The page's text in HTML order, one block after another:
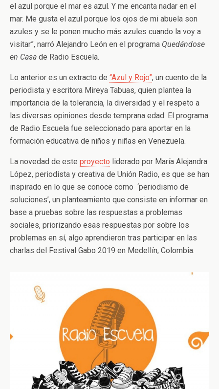
el azul porque el mar es azul. Y me encanta nadar en el
mar. Me gusta el azul porque los ojos de mi abuela son
azules y se le ponen mucho más azules cuando la voy a
visitar”, narró Alejandro León en el programa Quedándose
en Casa de Radio Escuela.
Lo anterior es un extracto de “Azul y Rojo”, un cuento de la
periodista y escritora Mireya Tabuas, quien plantea la
importancia de la tolerancia, la diversidad y el respeto a
las diversas opiniones desde temprana edad. El programa
de Radio Escuela fue seleccionado para aportar en la
formación educativa de niños y niñas en Venezuela.
La novedad de este proyecto liderado por María Alejandra
López, periodista y creativa de Unión Radio, es que se han
inspirado en lo que se conoce como ‘periodismo de
soluciones’, un planteamiento que consiste en informar en
base a pruebas sobre las respuestas a problemas
sociales, priorizando esas respuestas por sobre los
problemas en sí, algo aprendieron tras participar en las
charlas del Festival Gabo 2019 en Medellín, Colombia.